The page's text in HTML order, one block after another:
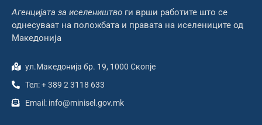
Агенцијата за иселеништво ги врши работите што се
однесуваат на положбата и правата на иселениците од
Македонија
ул.Македонија бр. 19, 1000 Скопје
Тел: + 389 2 3118 633
Email: info@minisel.gov.mk